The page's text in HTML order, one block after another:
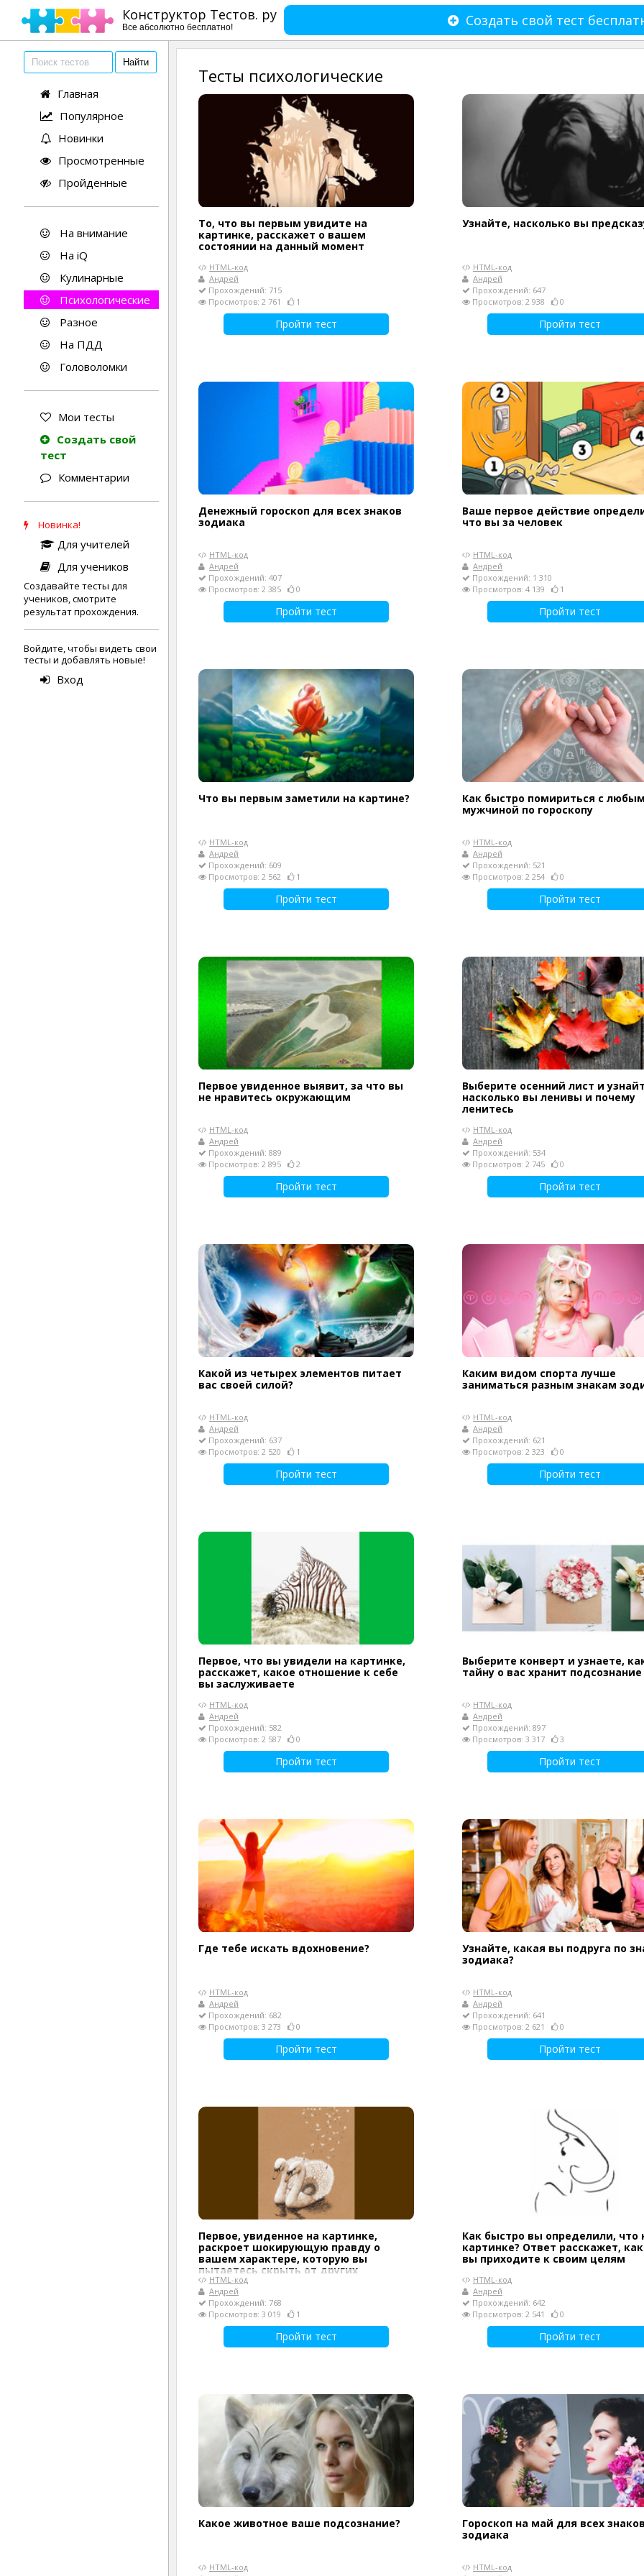
Конструктор Тестов. ру
Все абсолютно бесплатно! Создать свой тест
Главная
Популярное
Новинки
Просмотренные
Пройденные
На внимание
На iQ
Кулинарные
Психологические
Разное
На ПДД
Головоломки
Мои тесты
Создать свой
тест
Комментарии
Новинка!
Для учителей
Для учеников
Создавайте тесты для
учеников, смотрите
результат прохождения.
Войдите, чтобы видеть свои
тесты и добавлять новые!
Вход
Тесты психологические
То, что вы первым увидите на
картинке, расскажет о вашем
состоянии на данный момент
HTML-код
Андрей
Прохождений: 715
Просмотров: 2 761
1
Пройти тест
Узнайте, насколько вы
HTML-код
Андрей
Прохождений: 647
Просмотров: 2 938
0
Пройти тест
Денежный гороскоп для всех знаков
зодиака
HTML-код
Андрей
Прохождений: 407
Просмотров: 2 385
0
Пройти тест
Ваше первое действие
что вы за человек
HTML-код
Андрей
Прохождений: 1 310
Просмотров: 4 139
1
Пройти тест
Что вы первым заметили на картине?
HTML-код
Андрей
Прохождений: 609
Просмотров: 2 562
1
Пройти тест
Как быстро помириться с
мужчиной по гороскопу
HTML-код
Андрей
Прохождений: 521
Просмотров: 2 254
0
Пройти тест
Первое увиденное выявит, за что вы
не нравитесь окружающим
HTML-код
Андрей
Прохождений: 889
Просмотров: 2 895
2
Пройти тест
Выберите осенний лист и
насколько вы ленивы и почему
ленитесь
HTML-код
Андрей
Прохождений: 534
Просмотров: 2 745
0
Пройти тест
Какой из четырех элементов питает
вас своей силой?
HTML-код
Андрей
Прохождений: 637
Просмотров: 2 520
1
Пройти тест
Каким видом спорта лучше
заниматься разным знакам
HTML-код
Андрей
Прохождений: 621
Просмотров: 2 323
0
Пройти тест
Первое, что вы увидели на картинке,
расскажет, какое отношение к себе
вы заслуживаете
HTML-код
Андрей
Прохождений: 582
Просмотров: 2 587
0
Пройти тест
Выберите конверт и узнаете,
тайну о вас хранит подсознание
HTML-код
Андрей
Прохождений: 897
Просмотров: 3 317
3
Пройти тест
Где тебе искать вдохновение?
HTML-код
Андрей
Прохождений: 682
Просмотров: 3 273
0
Пройти тест
Узнайте, какая вы подруга по
зодиака?
HTML-код
Андрей
Прохождений: 641
Просмотров: 2 621
0
Пройти тест
Первое, увиденное на картинке,
раскроет шокирующую правду о
вашем характере, которую вы
пытаетесь скрыть от других
HTML-код
Андрей
Прохождений: 768
Просмотров: 3 019
1
Пройти тест
Как быстро вы определили, что
картинке? Ответ расскажет,
вы приходите к своим целям
HTML-код
Андрей
Прохождений: 642
Просмотров: 2 541
0
Пройти тест
Какое животное ваше подсознание?
HTML-код
Гороскоп на май для всех
зодиака
HTML-код